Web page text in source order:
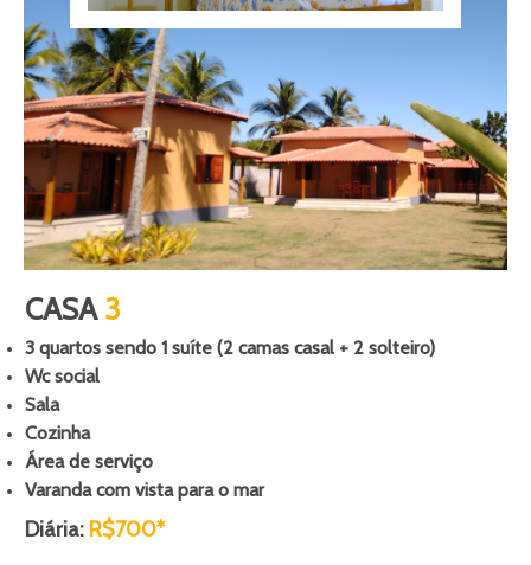
CASA3
3 quartos sendo 1 suíte (2 camas casal + 2 solteiro)
Wc social
Sala
Cozinha
Área de serviço
Varanda com vista para o mar
Diária: R$700*